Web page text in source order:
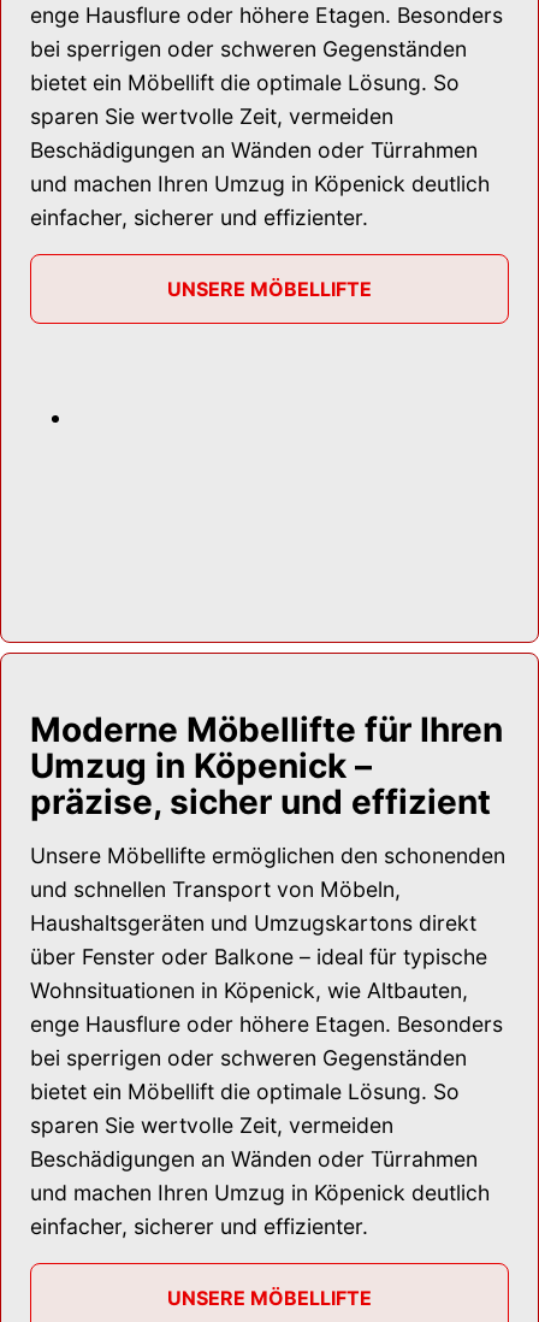
enge Hausflure oder höhere Etagen. Besonders
bei sperrigen oder schweren Gegenständen
bietet ein Möbellift die optimale Lösung. So
sparen Sie wertvolle Zeit, vermeiden
Beschädigungen an Wänden oder Türrahmen
und machen Ihren Umzug in Köpenick deutlich
einfacher, sicherer und effizienter.
UNSERE MÖBELLIFTE
Moderne Möbellifte für Ihren
Umzug in Köpenick –
präzise, sicher und effizient
Unsere Möbellifte ermöglichen den schonenden
und schnellen Transport von Möbeln,
Haushaltsgeräten und Umzugskartons direkt
über Fenster oder Balkone – ideal für typische
Wohnsituationen in Köpenick, wie Altbauten,
enge Hausflure oder höhere Etagen. Besonders
bei sperrigen oder schweren Gegenständen
bietet ein Möbellift die optimale Lösung. So
sparen Sie wertvolle Zeit, vermeiden
Beschädigungen an Wänden oder Türrahmen
und machen Ihren Umzug in Köpenick deutlich
einfacher, sicherer und effizienter.
UNSERE MÖBELLIFTE